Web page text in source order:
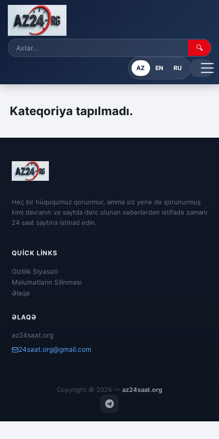
🔍
AZ EN RU
Kateqoriya tapılmadı.
Heç bir hüququmuz qorunmur, amma siz yenə də qorunurmuş
kimi davranın və saytda dərc olunan xəbərlərdən istifadə zamanı
24 saat saytına istinad edin.
QUICK LINKS
Gizlilik Siyasəti
Məlumatların Silinməsi
Əlaqə
ƏLAQƏ
az24saat.org
24saat.org@gmail.com
Copyright © 2026 — az24saat.org